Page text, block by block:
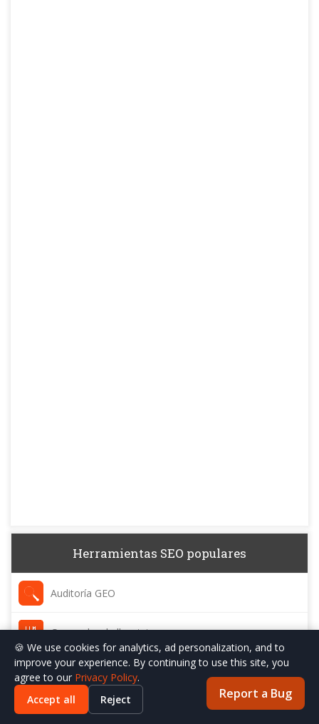
Herramientas SEO populares
Auditoría GEO
Generador de llms.txt
Detector de Contenido IA
Humanizador de IA
Report a Bug
🍪 We use cookies for analytics, ad personalization, and to
improve your experience. By continuing to use this site, you
agree to our Privacy Policy.
Accept all
Reject